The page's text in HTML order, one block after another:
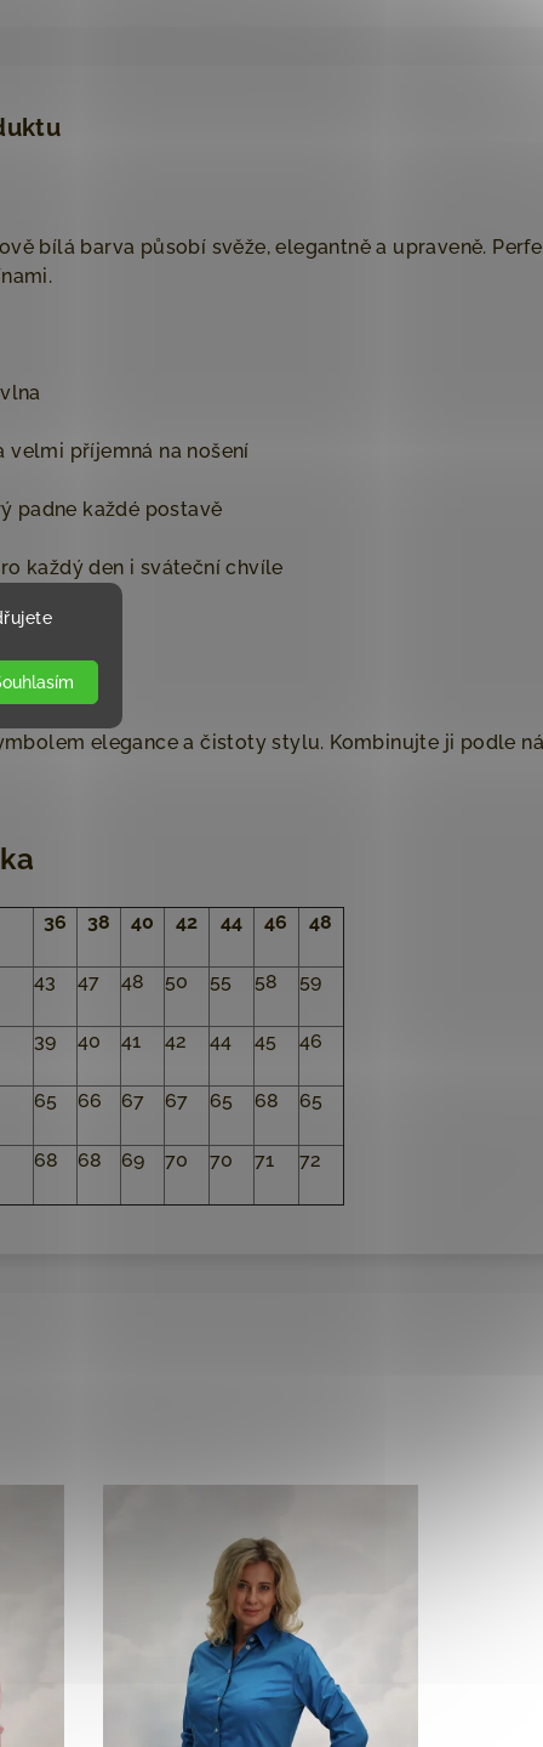
bílá barva působí svěže, elegantně a upraveně.
velmi příjemná na nošení
padne každé postavě
každý den i sváteční chvíle
elegance a čistoty stylu. Kombinujte ji podle
36 38 40 42 44 46 48
43 47 48 50 55 58 59
39 40 41 42 44 45 46
65 66 67 67 65 68 65
68 68 69 70 70 71 72